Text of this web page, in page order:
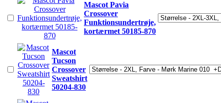
Mascot Pavia
Crossover
Funktionsundertrøje,
kortærmet 50185-870
Mascot
Tucson
Crossover
Sweatshirt
50204-830